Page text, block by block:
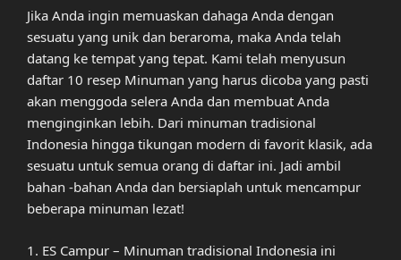
Jika Anda ingin memuaskan dahaga Anda dengan
sesuatu yang unik dan beraroma, maka Anda telah
datang ke tempat yang tepat. Kami telah menyusun
daftar 10 resep Minuman yang harus dicoba yang pasti
akan menggoda selera Anda dan membuat Anda
menginginkan lebih. Dari minuman tradisional
Indonesia hingga tikungan modern di favorit klasik, ada
sesuatu untuk semua orang di daftar ini. Jadi ambil
bahan -bahan Anda dan bersiaplah untuk mencampur
beberapa minuman lezat!
1. ES Campur – Minuman tradisional Indonesia ini